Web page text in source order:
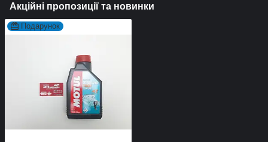
Акційні пропозиції та новинки
Подарунок